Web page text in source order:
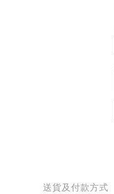
送貨及付款方式